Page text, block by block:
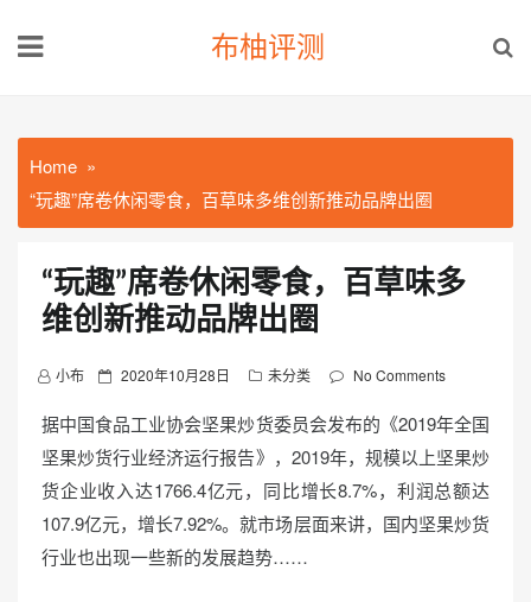
布柚评测
Home
“玩趣”席卷休闲零食，百草味多维创新推动品牌出圈
“玩趣”席卷休闲零食，百草味多
维创新推动品牌出圈
小布
P
s
t
e
d
n
2020年10月28日 未分类 No Comments
据中国食品工业协会坚果炒货委员会发布的《2019年全国
坚果炒货行业经济运行报告》，2019年，规模以上坚果炒
货企业收入达1766.4亿元，同比增长8.7%，利润总额达
107.9亿元，增长7.92%。就市场层面来讲，国内坚果炒货
行业也出现一些新的发展趋势……